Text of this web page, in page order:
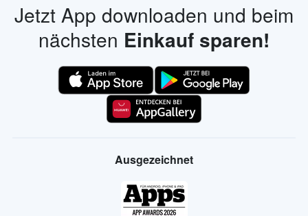
Jetzt App downloaden und beim
nächsten Einkauf sparen!
Ausgezeichnet